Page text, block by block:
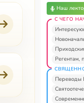
Наш
С ЧЕГО
Регентам,
Переводы